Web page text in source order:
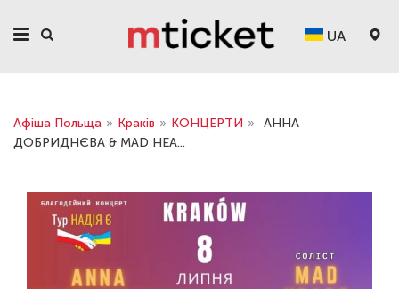
UA
Афіша Польща » Краків » КОНЦЕРТИ »
АННА
ДОБРИДНЄВА & MAD HEA...